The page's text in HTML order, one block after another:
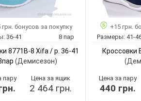
A8706-2
41-46
Черный
Мужчины
Страна
производитель:
Бренд:
Артикул:
Размер:
Кол-во пар:
Цвет:
Пол:
грн. бонусов за покупку
36-41 8 пар
8771B-8 Xifa / p. 36-41
(Демисезон)
пару Цена за ящик
2 464 грн.
+15 грн.
Размеры: 41-
Кроссовки
Цена за пару
440 грн.